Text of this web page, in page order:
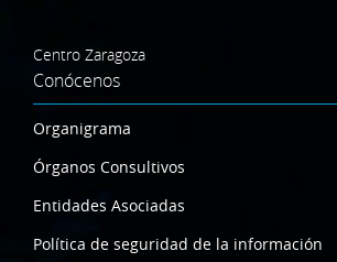
Centro Zaragoza
Conócenos
Organigrama
Órganos Consultivos
Entidades Asociadas
Política de seguridad de la información